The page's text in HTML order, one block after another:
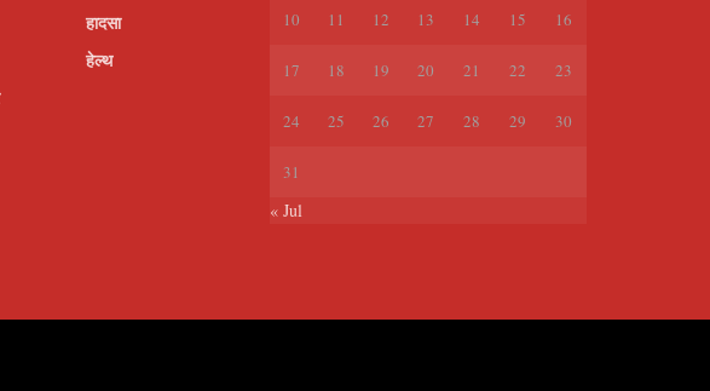
हादसा
हेल्थ
10 11 12 13 14 15 16
17 18 19 20 21 22 23
24 25 26 27 28 29 30
31
« Jul